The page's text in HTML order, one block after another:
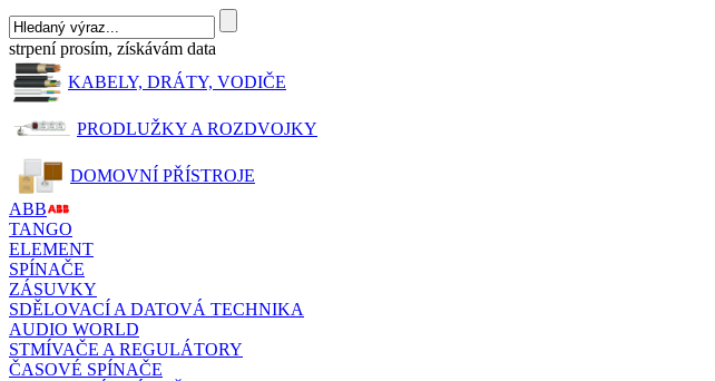
strpení prosím, získávám data
KABELY, DRÁTY, VODIČE
PRODLUŽKY A ROZDVOJKY
DOMOVNÍ PŘÍSTROJE
ABB
TANGO
ELEMENT
SPÍNAČE
ZÁSUVKY
SDĚLOVACÍ A DATOVÁ TECHNIKA
AUDIO WORLD
STMÍVAČE A REGULÁTORY
ČASOVÉ SPÍNAČE